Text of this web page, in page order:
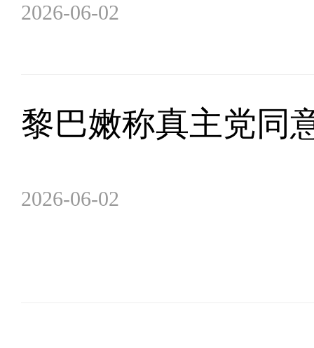
2026-06-02
黎巴嫩称真主党同
2026-06-02